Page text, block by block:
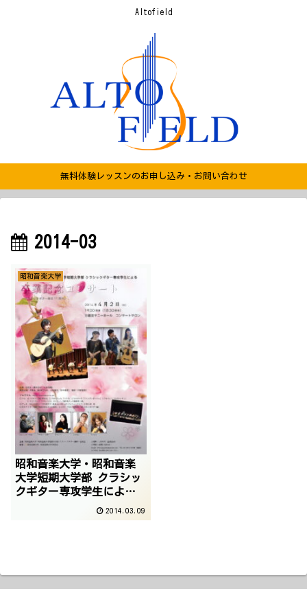
Altofield
無料体験レッスンのお申し込み・お問い合わせ
2014-03
昭和音楽大学
昭和音楽大学・昭和音楽
大学短期大学部 クラシッ
クギター専攻学生によ
る”卒業コンサート”2014.03.09